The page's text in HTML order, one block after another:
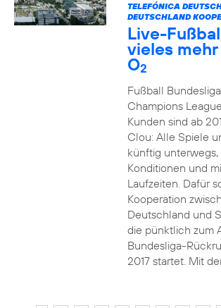
TELEFÓNICA
DEUTSCHLAND
Live-
vieles
O2
Fußball
Champions
Kunden sind ab
Clou: Alle Spiele
künftig unterwegs,
Konditionen und
Laufzeiten. Dafür
Kooperation
Deutschland und
die pünktlich zum
Bundesliga-
2017 startet. Mit